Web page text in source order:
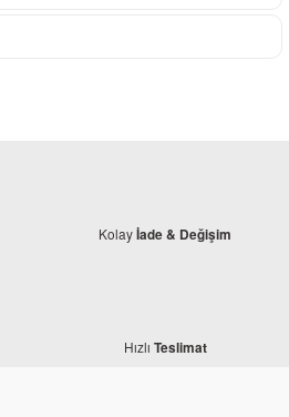
Kolayİade & Değişim
Hızlı Teslimat